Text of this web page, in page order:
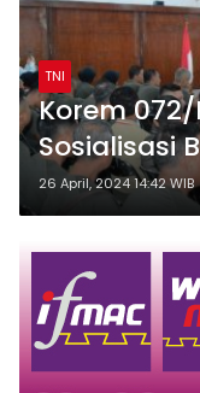
TNI
Korem
Sosialisasi
26 April, 2024 14:42 WIB